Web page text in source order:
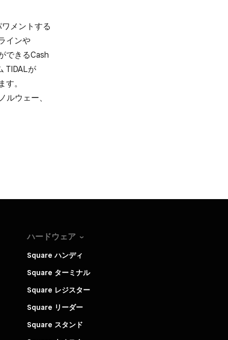
メントする​
インや​
できる​Cash
TIDALが​
。​
ルウェー、​
ハードウェア
Square ハンディ
Square ターミナル
Square レジスター
Square リーダー
Square スタンド